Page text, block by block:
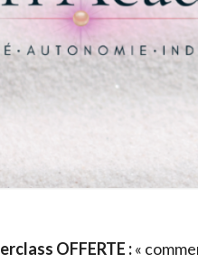
OFFERTE :«